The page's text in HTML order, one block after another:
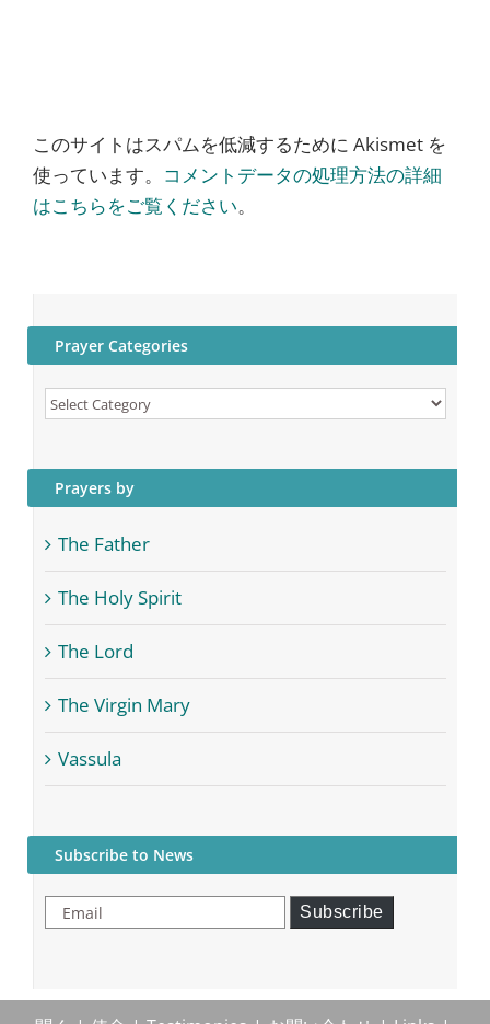
このサイトはスパムを低減するために Akismet を
使っています。 コメントデータの処理方法の詳細
はこちらをご覧ください。
Prayer Categories
Prayer
Prayers by
The Father
The Holy Spirit
The Lord
The Virgin Mary
Vassula
Subscribe to News
Email Subscribe